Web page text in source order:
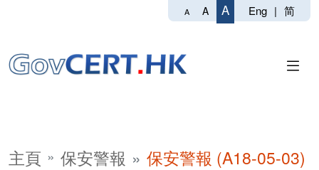
A A A Eng | 简
主頁 保安警報 保安警報 (A18-05-03)